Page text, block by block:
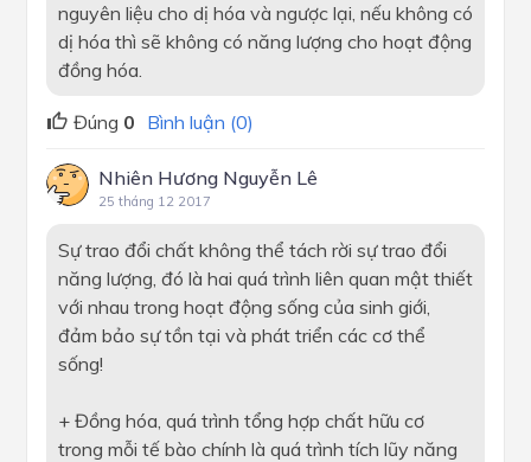
nguyên liệu cho dị hóa và ngược lại, nếu không có
dị hóa thì sẽ không có năng lượng cho hoạt động
đồng hóa.
Đúng 0 Bình luận (0)
Nhiên Hương Nguyễn Lê
25 tháng 12 2017
Sự trao đổi chất không thể tách rời sự trao đổi
năng lượng, đó là hai quá trình liên quan mật thiết
với nhau trong hoạt động sống của sinh giới,
đảm bảo sự tồn tại và phát triển các cơ thể
sống!
+ Đồng hóa, quá trình tổng hợp chất hữu cơ
trong mỗi tế bào chính là quá trình tích lũy năng